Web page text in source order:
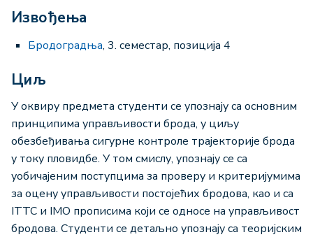
Извођења
Бродоградња, 3. семестар, позиција 4
Циљ
У оквиру предмета студенти се упознају са основним
принципима управљивости брода, у циљу
обезбеђивања сигурне контроле трајекторије брода
у току пловидбе. У том смислу, упознају се са
уобичајеним поступцима за проверу и критеријумима
за оцену управљивости постојећих бродова, као и са
ITTC и IМО прописима који се односе на управљивост
бродова. Студенти се детаљно упознају са теоријским